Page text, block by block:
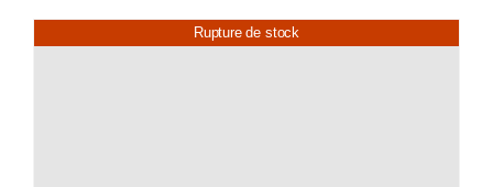
Rupture de stock